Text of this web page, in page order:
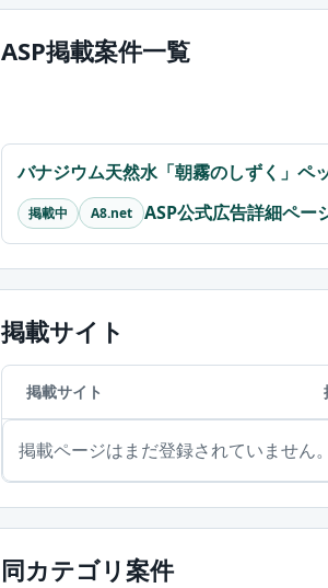
ASP掲載案件一覧
バナジウム天然水「朝霧のしずく」ペ
掲載中 A8.net ASP公式広告詳細ペー
掲載サイト
掲載サイト
掲載ページはまだ登録されていません。
同カテゴリ案件